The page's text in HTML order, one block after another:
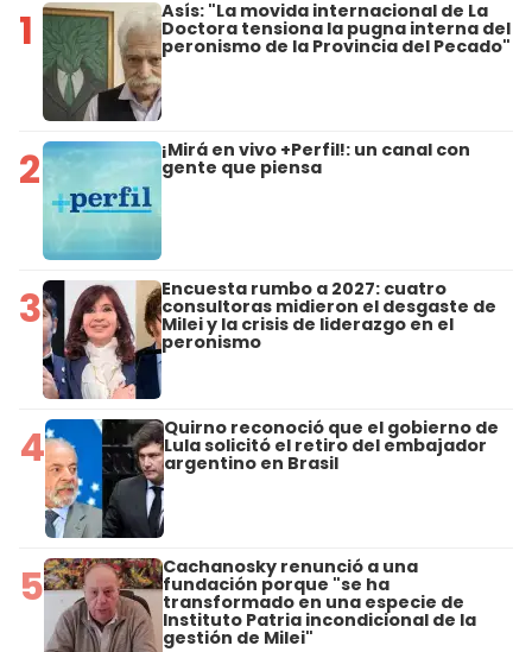
1 Asís: "La movida internacional de La
Doctora tensiona la pugna interna del
peronismo de la Provincia del Pecado"
2 ¡Mirá en vivo +Perfil!: un canal con
gente que piensa
3 Encuesta rumbo a 2027: cuatro
consultoras midieron el desgaste de
Milei y la crisis de liderazgo en el
peronismo
4 Quirno reconoció que el gobierno de
Lula solicitó el retiro del embajador
argentino en Brasil
5 Cachanosky renunció a una
fundación porque "se ha
transformado en una especie de
Instituto Patria incondicional de la
gestión de Milei"